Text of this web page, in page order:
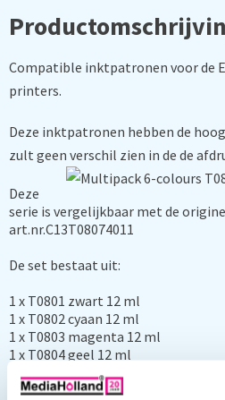
Compatible inktpatronen voor de
printers.
Deze inktpatronen hebben de
zult geen verschil zien in de de
Deze
serie is vergelijkbaar met de
art.nr.C13T08074011
De set bestaat uit:
1 x T0801 zwart 12 ml
1 x T0802 cyaan 12 ml
1 x T0803 magenta 12 ml
1 x T0804 geel 12 ml
1 x T0805 licht cyaan 12 ml
1 x T0806 licht magenta 12 ml